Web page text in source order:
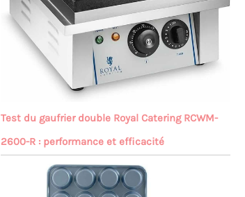
Test du gaufrier double Royal Catering RCWM-
2600-R : performance et efficacité